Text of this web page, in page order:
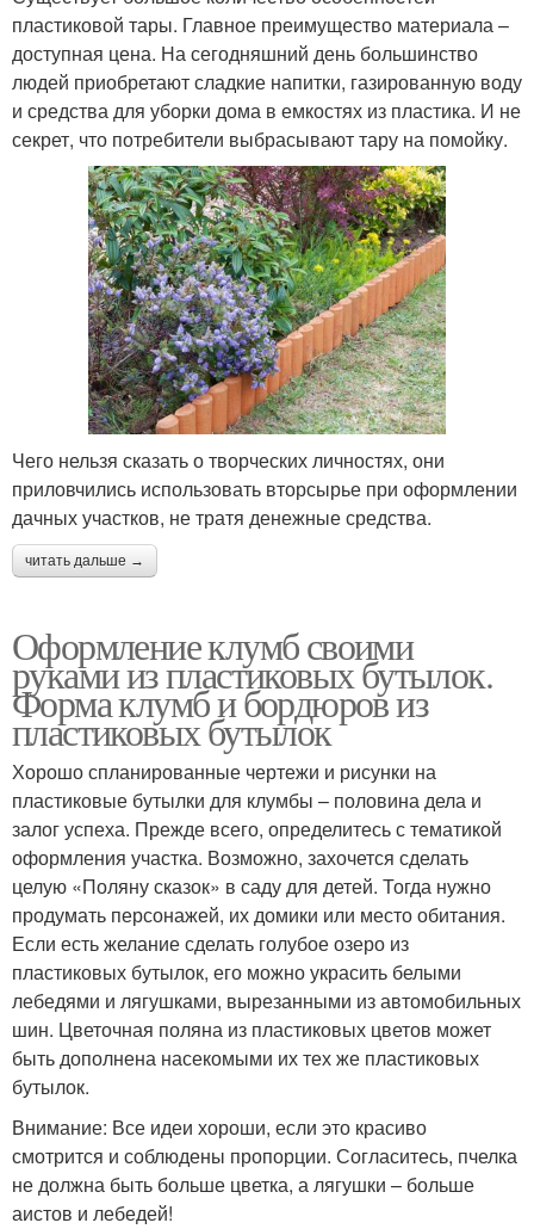
пластиковой тары. Главное преимущество материала –
доступная цена. На сегодняшний день большинство
людей приобретают сладкие напитки, газированную воду
и средства для уборки дома в емкостях из пластика. И не
секрет, что потребители выбрасывают тару на помойку.
Чего нельзя сказать о творческих личностях, они
приловчились использовать вторсырье при оформлении
дачных участков, не тратя денежные средства.
читать дальше →
Оформление клумб своими
руками из пластиковых бутылок.
Форма клумб и бордюров из
пластиковых бутылок
Хорошо спланированные чертежи и рисунки на
пластиковые бутылки для клумбы – половина дела и
залог успеха. Прежде всего, определитесь с тематикой
оформления участка. Возможно, захочется сделать
целую «Поляну сказок» в саду для детей. Тогда нужно
продумать персонажей, их домики или место обитания.
Если есть желание сделать голубое озеро из
пластиковых бутылок, его можно украсить белыми
лебедями и лягушками, вырезанными из автомобильных
шин. Цветочная поляна из пластиковых цветов может
быть дополнена насекомыми их тех же пластиковых
бутылок.
Внимание: Все идеи хороши, если это красиво
смотрится и соблюдены пропорции. Согласитесь, пчелка
не должна быть больше цветка, а лягушки – больше
аистов и лебедей!